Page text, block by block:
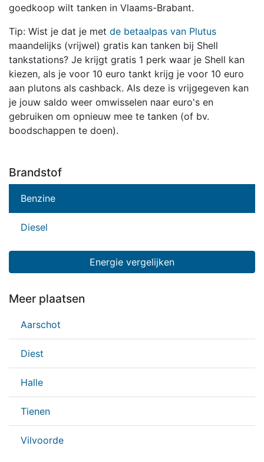
goedkoop wilt tanken in Vlaams-Brabant.
Tip: Wist je dat je met de betaalpas van Plutus
maandelijks (vrijwel) gratis kan tanken bij Shell
tankstations? Je krijgt gratis 1 perk waar je Shell kan
kiezen, als je voor 10 euro tankt krijg je voor 10 euro
aan plutons als cashback. Als deze is vrijgegeven kan
je jouw saldo weer omwisselen naar euro's en
gebruiken om opnieuw mee te tanken (of bv.
boodschappen te doen).
Brandstof
Benzine
Diesel
Energie vergelijken
Meer plaatsen
Aarschot
Diest
Halle
Tienen
Vilvoorde